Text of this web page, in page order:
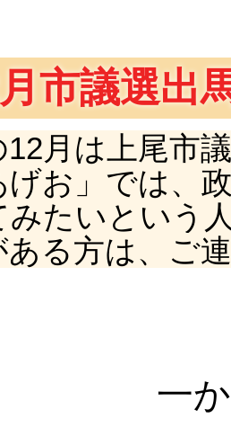
市議選出
月は上尾市
げお」では、
みたいという
ある方は、ご
一